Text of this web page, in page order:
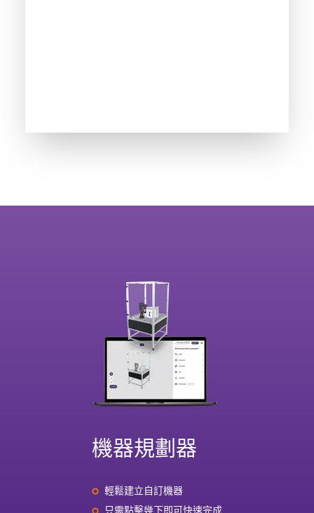
機器規劃器
輕鬆建立自訂機器
只需點擊幾下即可快速完成